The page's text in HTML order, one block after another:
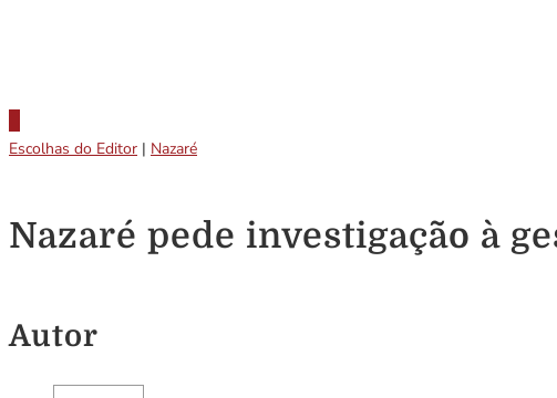
Escolhas do Editor | Nazaré
Nazaré pede investigação à
Autor